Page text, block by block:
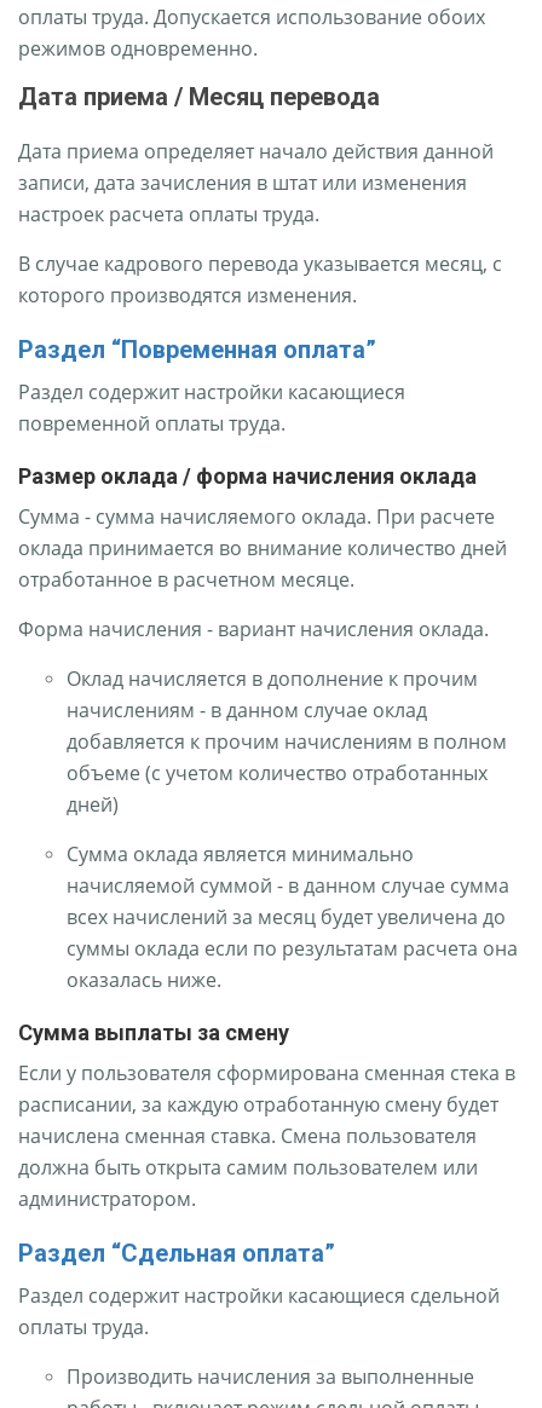
оплаты труда. Допускается использование обоих
режимов одновременно.
Дата приема / Месяц перевода
Дата приема определяет начало действия данной
записи, дата зачисления в штат или изменения
настроек расчета оплаты труда.
В случае кадрового перевода указывается месяц, с
которого производятся изменения.
Раздел “Повременная оплата”
Раздел содержит настройки касающиеся
повременной оплаты труда.
Размер оклада / форма начисления оклада
Сумма - сумма начисляемого оклада. При расчете
оклада принимается во внимание количество дней
отработанное в расчетном месяце.
Форма начисления - вариант начисления оклада.
Оклад начисляется в дополнение к прочим
начислениям - в данном случае оклад
добавляется к прочим начислениям в полном
объеме (с учетом количество отработанных
дней)
Сумма оклада является минимально
начисляемой суммой - в данном случае сумма
всех начислений за месяц будет увеличена до
суммы оклада если по результатам расчета она
оказалась ниже.
Сумма выплаты за смену
Если у пользователя сформирована сменная стека в
расписании, за каждую отработанную смену будет
начислена сменная ставка. Смена пользователя
должна быть открыта самим пользователем или
администратором.
Раздел “Сдельная оплата”
Раздел содержит настройки касающиеся сдельной
оплаты труда.
Производить начисления за выполненные